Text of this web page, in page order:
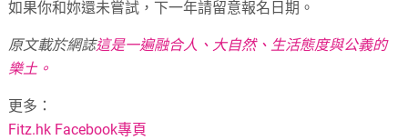
如果你和妳還未嘗試，下一年請留意報名日期。
原文載於網誌這是一遍融合人、大自然、生活態度與公義的
樂土。
更多：
Fitz.hk Facebook專頁